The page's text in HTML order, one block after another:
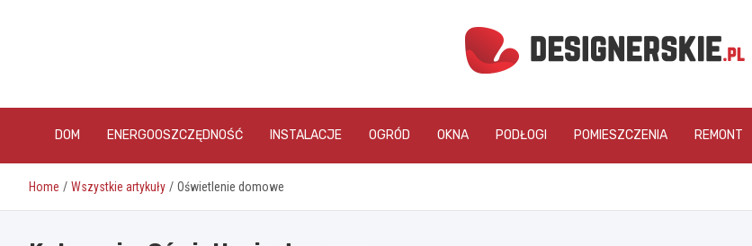
designerskie.pl
DOM ENERGOOSZCZĘDNOŚĆ INSTALACJE OGRÓD OKNA PODŁOGI POMIESZCZENIA REMONT
Home Wszystkie artykuły Oświetlenie domowe